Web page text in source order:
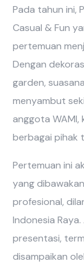
Pada tahun ini,
Casual & Fun
pertemuan
Dengan
garden,
menyambut
anggota WAMI,
berbagai pihak
Pertemuan ini
yang
profesional,
Indonesia
presentasi,
disampaikan